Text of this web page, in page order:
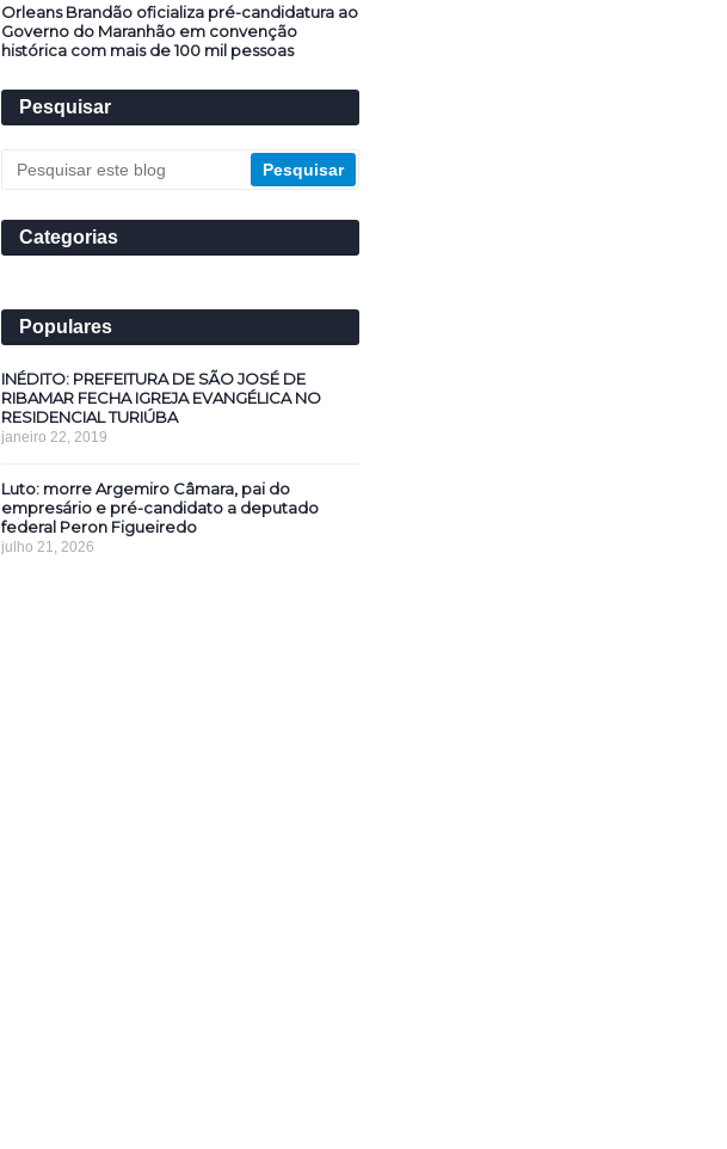
Orleans Brandão oficializa pré-candidatura ao
Governo do Maranhão em convenção
histórica com mais de 100 mil pessoas
Pesquisar
Categorias
Populares
INÉDITO: PREFEITURA DE SÃO JOSÉ DE
RIBAMAR FECHA IGREJA EVANGÉLICA NO
RESIDENCIAL TURIÚBA
janeiro 22, 2019
Luto: morre Argemiro Câmara, pai do
empresário e pré-candidato a deputado
federal Peron Figueiredo
julho 21, 2026